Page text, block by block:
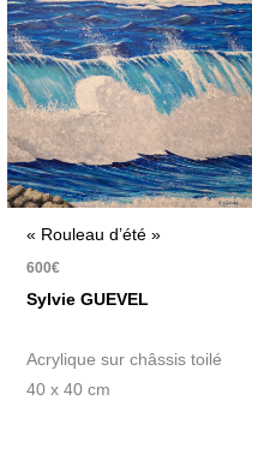
« Rouleau d’été »
600€
Sylvie GUEVEL
Acrylique sur châssis toilé
40 x 40 cm